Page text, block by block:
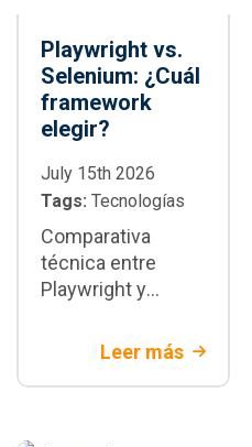
Playwright vs.
Selenium: ¿Cuál
framework
elegir?
July 15th 2026
Tags: Tecnologías
Comparativa
técnica entre
Playwright y
diferencias
velocidad,
Leer más